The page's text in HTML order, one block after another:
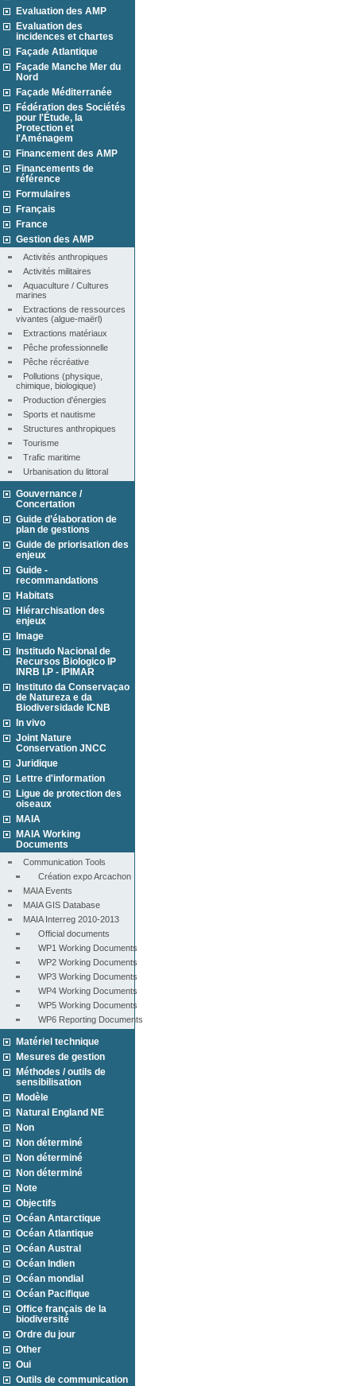
Evaluation des AMP
Evaluation des
incidences et chartes
Façade Atlantique
Façade Manche Mer du
Nord
Façade Méditerranée
Fédération des Sociétés
pour l'Étude, la
Protection et
l'Aménagem
Financement des AMP
Financements de
référence
Formulaires
Français
France
Gestion des AMP
Activités anthropiques
Activités militaires
Aquaculture / Cultures
marines
Extractions de ressources
vivantes (algue-maërl)
Extractions matériaux
Pêche professionnelle
Pêche récréative
Pollutions (physique,
chimique, biologique)
Production d'énergies
Sports et nautisme
Structures anthropiques
Tourisme
Trafic maritime
Urbanisation du littoral
Gouvernance /
Concertation
Guide d’élaboration de
plan de gestions
Guide de priorisation des
enjeux
Guide -
recommandations
Habitats
Hiérarchisation des
enjeux
Image
Institudo Nacional de
Recursos Biologico IP
INRB I.P - IPIMAR
Instituto da Conservaçao
de Natureza e da
Biodiversidade ICNB
In vivo
Joint Nature
Conservation JNCC
Juridique
Lettre d'information
Ligue de protection des
oiseaux
MAIA
MAIA Working
Documents
Communication Tools
Création expo Arcachon
MAIA Events
MAIA GIS Database
MAIA Interreg 2010-2013
Official documents
WP1 Working Documents
WP2 Working Documents
WP3 Working Documents
WP4 Working Documents
WP5 Working Documents
WP6 Reporting Documents
Matériel technique
Mesures de gestion
Méthodes / outils de
sensibilisation
Modèle
Natural England NE
Non
Non déterminé
Non déterminé
Non déterminé
Note
Objectifs
Océan Antarctique
Océan Atlantique
Océan Austral
Océan Indien
Océan mondial
Océan Pacifique
Office français de la
biodiversité
Ordre du jour
Other
Oui
Outils de communication